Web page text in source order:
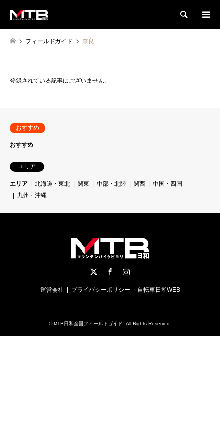
検索
フィールドガイド 奈良
登録されている記事はございません。
おすすめ
おすすめ
エリア
エリア 北海道・東北 関東 中部・北陸 関西
中国・四国
九州・沖縄
運営会社 プライバシーポリシー 自転車日和WEB
©MTB日和全国フィールドガイド. All Rights Reserved.